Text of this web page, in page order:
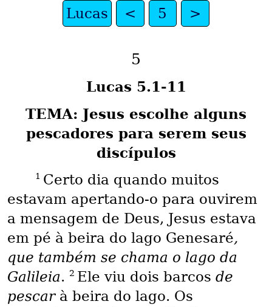
Lucas < 5 >
5
Lucas 5.1-11
TEMA: Jesus escolhe alguns
pescadores para serem seus
discípulos
1 Certo dia quando muitos
estavam apertando-o para ouvirem
a mensagem de Deus, Jesus estava
em pé à beira do lago Genesaré,
que também se chama o lago da
Galileia. 2 Ele viu dois barcos de
pescar à beira do lago. Os